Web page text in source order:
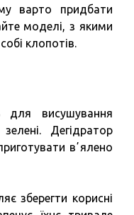
варто придбати
моделі, з якими
клопотів.
для висушування
Дегідратор
вʼялено
зберегти корисні